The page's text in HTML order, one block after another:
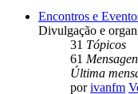
Encontros e
Divulgação e
31 Tópicos
61
Última
porivanfm